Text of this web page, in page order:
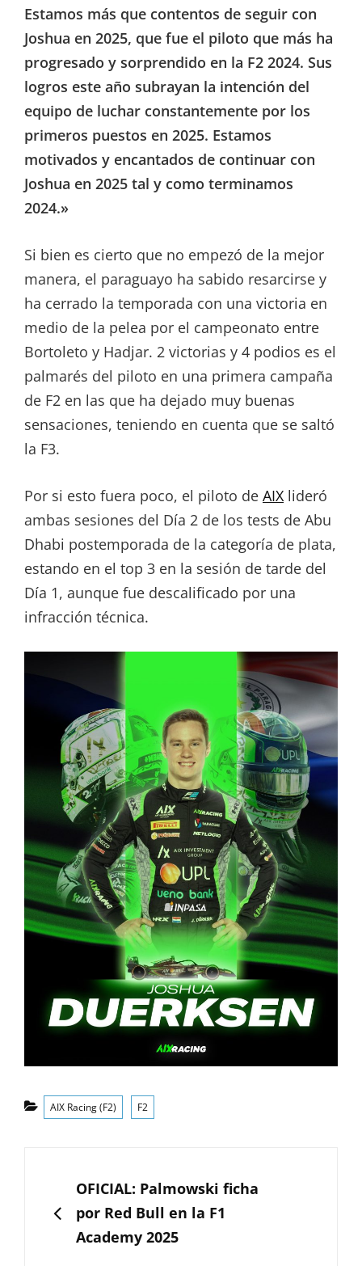
Estamos más que contentos de seguir con
Joshua en 2025, que fue el piloto que más ha
progresado y sorprendido en la F2 2024. Sus
logros este año subrayan la intención del
equipo de luchar constantemente por los
primeros puestos en 2025. Estamos
motivados y encantados de continuar con
Joshua en 2025 tal y como terminamos
2024.»
Si bien es cierto que no empezó de la mejor
manera, el paraguayo ha sabido resarcirse y
ha cerrado la temporada con una victoria en
medio de la pelea por el campeonato entre
Bortoleto y Hadjar. 2 victorias y 4 podios es el
palmarés del piloto en una primera campaña
de F2 en las que ha dejado muy buenas
sensaciones, teniendo en cuenta que se saltó
la F3.
Por si esto fuera poco, el piloto de AIX lideró
ambas sesiones del Día 2 de los tests de Abu
Dhabi postemporada de la categoría de plata,
estando en el top 3 en la sesión de tarde del
Día 1, aunque fue descalificado por una
infracción técnica.
Categorías
AIX Racing (F2) F2
entradas
ANTERIOR
OFICIAL: Palmowski ficha
por Red Bull en la F1
Academy 2025